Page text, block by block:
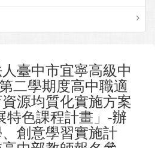
臺中市宜寧高級中
二學期度高中職適
源均質化實施方案
特色課程計畫」-辦
創意學習實施計